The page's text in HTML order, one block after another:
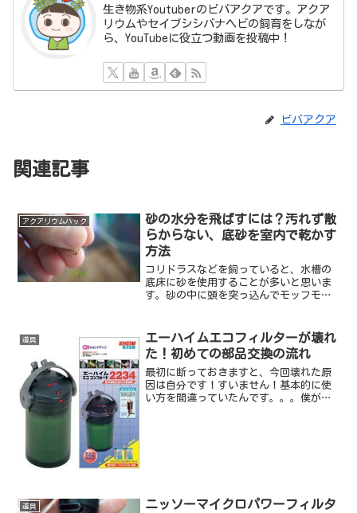
生き物系Youtuberのビバアクアです。アクア
リウムやセイブシシバナヘビの飼育をしなが
ら、YouTubeに役立つ動画を投稿中！
ビバアクア
関連記事
アクアリウムハック
砂の水分を飛ばすには？汚れず散
らからない、底砂を室内で乾かす
方法
コリドラスなどを飼っていると、水槽の
底床に砂を使用することが多いと思いま
す。砂の中に頭を突っ込んでモッフモッ
たん乾かして保存しておこう、というと
きになかなか乾かすのが難...
道具
エーハイムエコフィルターが壊れ
た！初めての部品交換の流れ
最初に断っておきますと、今回壊れた原
因は自分です！すいません！基本的に使
い方を間違っていたんです。。。僕が使
道具
ニッソーマイクロパワーフィルタ